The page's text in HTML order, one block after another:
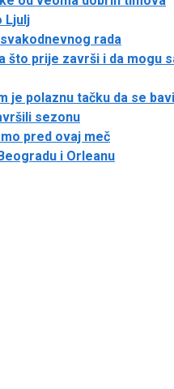
Ljulj
rada
prije završi i da mogu
je polaznu tačku da se
sezonu
pred ovaj meč
i Orleanu